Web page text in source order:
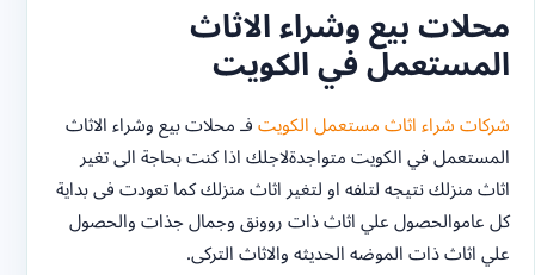
محلات بيع وشراء الاثاث
المستعمل في الكويت
شركات شراء اثاث مستعمل الكويتفـ محلات بيع وشراء الاثاث
المستعمل في الكويت متواجدةلاجلك اذا كنت بحاجة الى تغير
اثاث منزلك نتيجه لتلفه او لتغير اثاث منزلك كما تعودت فى بداية
كل عاموالحصول علي اثاث ذات روونق وجمال جذات والحصول
علي اثاث ذات الموضه الحديثه والاثاث التركى.